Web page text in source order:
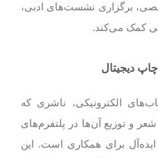
برگزاری نشست‌های ادبی،
کمک می‌کند.
چاپ دیجیتال
الکترونیکی، ناشری که
و توزیع آن‌ها در پلتفرم‌های
ایده‌آل برای همکاری است. این